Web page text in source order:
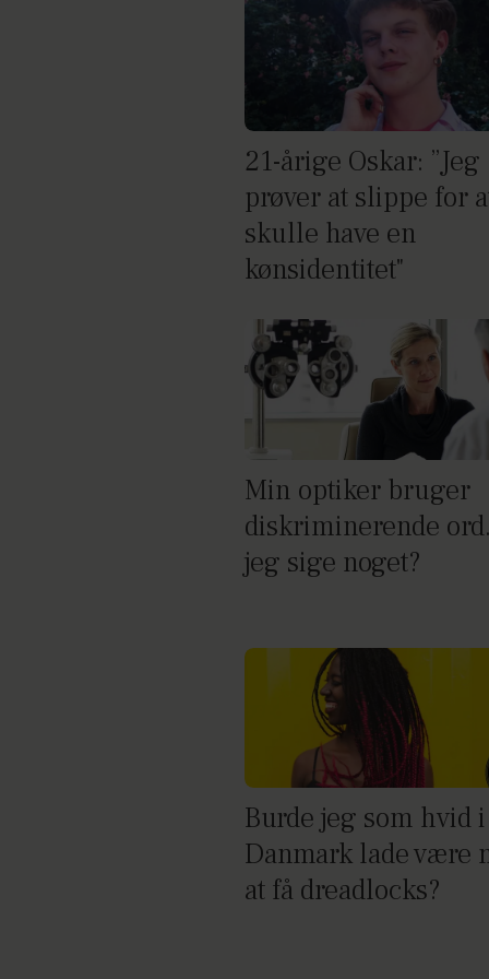
21-årige Oskar: ”Jeg
prøver at slippe for
skulle have en
kønsidentitet"
Min optiker bruger
diskriminerende
jeg sige noget?
Burde jeg som hvid i
Danmark lade være
at få dreadlocks?